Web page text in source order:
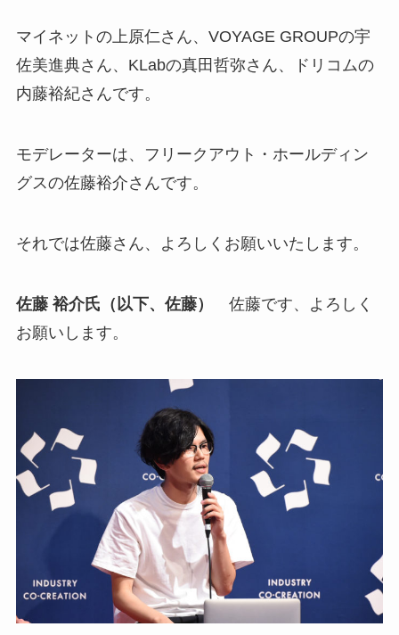
マイネットの上原仁さん、VOYAGE GROUPの宇
佐美進典さん、KLabの真田哲弥さん、ドリコムの
内藤裕紀さんです。
モデレーターは、フリークアウト・ホールディン
グスの佐藤裕介さんです。
それでは佐藤さん、よろしくお願いいたします。
佐藤 裕介氏（以下、佐藤）
佐藤です、よろしく
お願いします。